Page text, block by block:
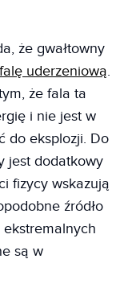
że gwałtowny
uderzeniową.
że fala ta
i nie jest w
do eksplozji. Do
jest dodatkowy
fizycy wskazują
źródło
ekstremalnych
są w